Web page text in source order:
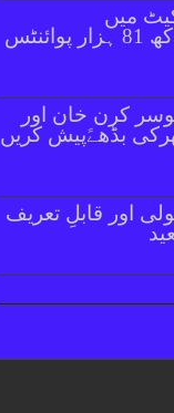
میں
تیزی،انڈیکس ایک لاکھ 81 ہزار پوائنٹس
کرن خان اور
بڈھےًپیش کریں
اور قابلِ تعریف